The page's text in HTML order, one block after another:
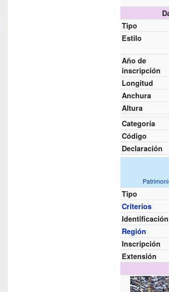
Tipo
Estilo
Año de
inscripción
Longitud
Anchura
Altura
Categoría
Código
Declaración
Tipo
Criterios
Identificación
Región
Inscripción
Extensión